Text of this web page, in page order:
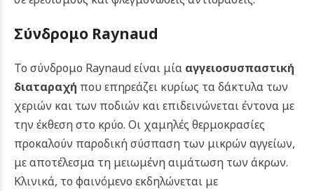
Σύνδρομο Raynaud
Το σύνδρομο Raynaud είναι μία αγγειοσυσπαστική
διαταραχή που επηρεάζει κυρίως τα δάκτυλα των
χεριών και των ποδιών και επιδεινώνεται έντονα με
την έκθεση στο κρύο. Οι χαμηλές θερμοκρασίες
προκαλούν παροδική σύσπαση των μικρών αγγείων,
με αποτέλεσμα τη μειωμένη αιμάτωση των άκρων.
Κλινικά, το φαινόμενο εκδηλώνεται με